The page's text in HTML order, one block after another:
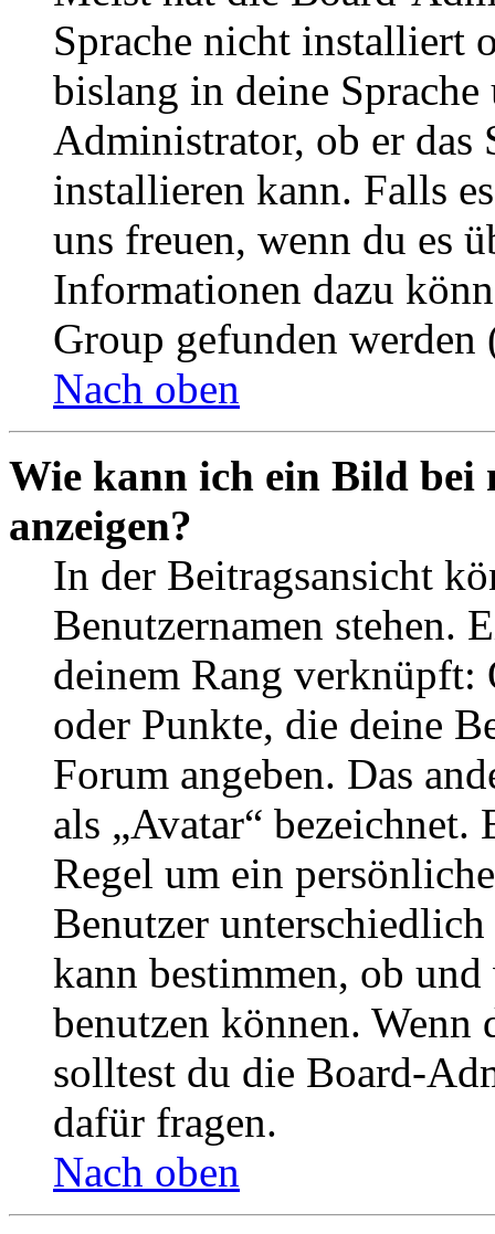
Sprache nicht installiert
bislang in deine
Administrator, ob er das
installieren kann. Falls
uns freuen, wenn du es
Informationen dazu
Group gefunden
Nach oben
Wie kann ich ein Bild bei
anzeigen?
In der Beitragsansicht
Benutzernamen stehen.
deinem Rang verknüpft:
oder Punkte, die deine
Forum angeben. Das
als „Avatar“
Regel um ein
Benutzer
kann bestimmen, ob
benutzen können. Wenn
solltest du die Board-
dafür fragen.
Nach oben